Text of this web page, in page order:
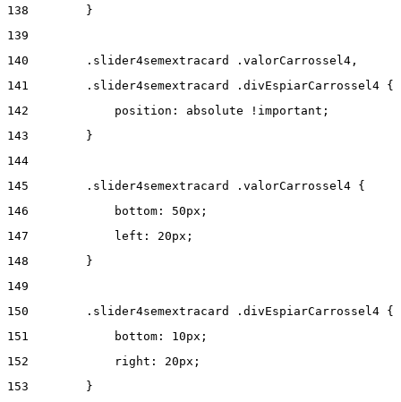
138
        }
139
140
        .slider4semextracard .valorCarrossel4,
141
        .slider4semextracard .divEspiarCarrossel4 {
142
            position: absolute !important;
143
        }
144
145
        .slider4semextracard .valorCarrossel4 {
146
            bottom: 50px;
147
            left: 20px;
148
        }
149
150
        .slider4semextracard .divEspiarCarrossel4 {
151
            bottom: 10px;
152
            right: 20px;
153
        }